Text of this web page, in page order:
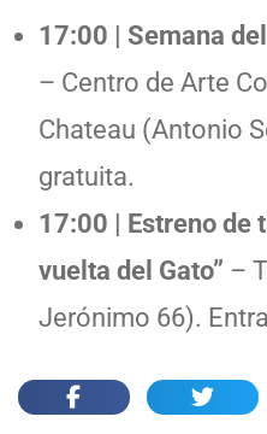
17:00 | Semana
– Centro de Arte
Chateau (Antonio
gratuita.
17:00 | Estreno de
vuelta del Gato” –
Jerónimo 66).